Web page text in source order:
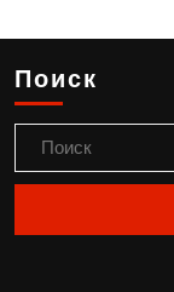
Поиск